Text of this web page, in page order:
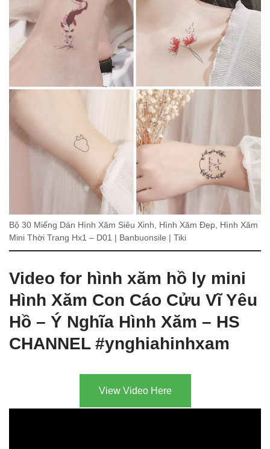
Bộ 30 Miếng Dán Hình Xăm Siêu Xinh, Hình Xăm Đẹp, Hình Xăm
Mini Thời Trang Hx1 – D01 | Banbuonsile | Tiki
Video for hình xăm hồ ly mini
Hình Xăm Con Cáo Cửu Vĩ Yêu
Hồ – Ý Nghĩa Hình Xăm – HS
CHANNEL #ynghiahinhxam
View Video Here